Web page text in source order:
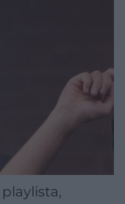
playlista,